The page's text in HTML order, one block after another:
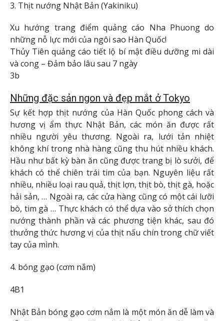
3. Thịt nướng Nhật Bản (Yakiniku)
Xu hướng trang điểm quảng cáo Nha Phuong do
những nỗ lực mới của ngôi sao Hàn Quốc!
Thủy Tiên quảng cáo tiết lộ bí mật điều dưỡng mi dài
và cong – Đảm bảo lâu sau 7 ngày
3b
Những đặc sản ngon và đẹp mắt ở Tokyo
Sự kết hợp thịt nướng của Hàn Quốc phong cách và
hương vị ẩm thực Nhật Bản, các món ăn được rất
nhiều người yêu thương. Ngoài ra, lưới tản nhiệt
không khí trong nhà hàng cũng thu hút nhiều khách.
Hầu như bất kỳ bàn ăn cũng được trang bị lò sưởi, để
khách có thể chiên trái tim của bạn. Nguyên liệu rất
nhiều, nhiều loại rau quả, thịt lợn, thịt bò, thịt gà, hoặc
hải sản, … Ngoài ra, các cửa hàng cũng có một cái lưỡi
bò, tim gà … Thực khách có thể dựa vào sở thích chọn
nướng thành phần và các phương tiện khác, sau đó
thưởng thức hương vị của thịt nấu chín trong chữ viết
tay của mình.
4. bóng gạo (cơm nắm)
4B1
Nhật Bản bóng gạo cơm nắm là một món ăn dễ làm và